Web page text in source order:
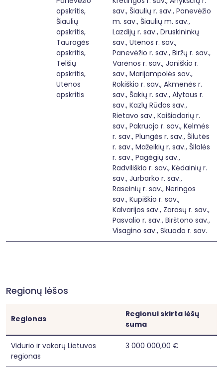
apskritis,
Šiaulių
apskritis,
Tauragės
apskritis,
Telšių
apskritis,
Utenos
apskritis
sav., Šiaulių r. sav., Panevėžio
m. sav., Šiaulių m. sav.,
Lazdijų r. sav., Druskininkų
sav., Utenos r. sav.,
Panevėžio r. sav., Biržų r. sav.,
Varėnos r. sav., Joniškio r.
sav., Marijampolės sav.,
Rokiškio r. sav., Akmenės r.
sav., Šakių r. sav., Alytaus r.
sav., Kazlų Rūdos sav.,
Rietavo sav., Kaišiadorių r.
sav., Pakruojo r. sav., Kelmės
r. sav., Plungės r. sav., Šilutės
r. sav., Mažeikių r. sav., Šilalės
r. sav., Pagėgių sav.,
Radviliškio r. sav., Kėdainių r.
sav., Jurbarko r. sav.,
Raseinių r. sav., Neringos
sav., Kupiškio r. sav.,
Kalvarijos sav., Zarasų r. sav.,
Pasvalio r. sav., Birštono sav.,
Visagino sav., Skuodo r. sav.
Regionų lėšos
Regionas
Regionui skirta lėšų
suma
Vidurio ir vakarų Lietuvos
regionas
3 000 000,00 €